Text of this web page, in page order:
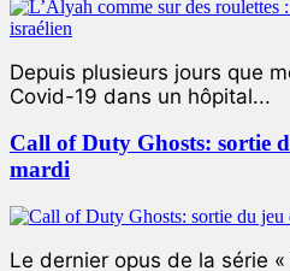
Depuis plusieurs jours que
Covid-19 dans un hôpital...
Call of Duty Ghosts: sortie
mardi
Le dernier opus de la série